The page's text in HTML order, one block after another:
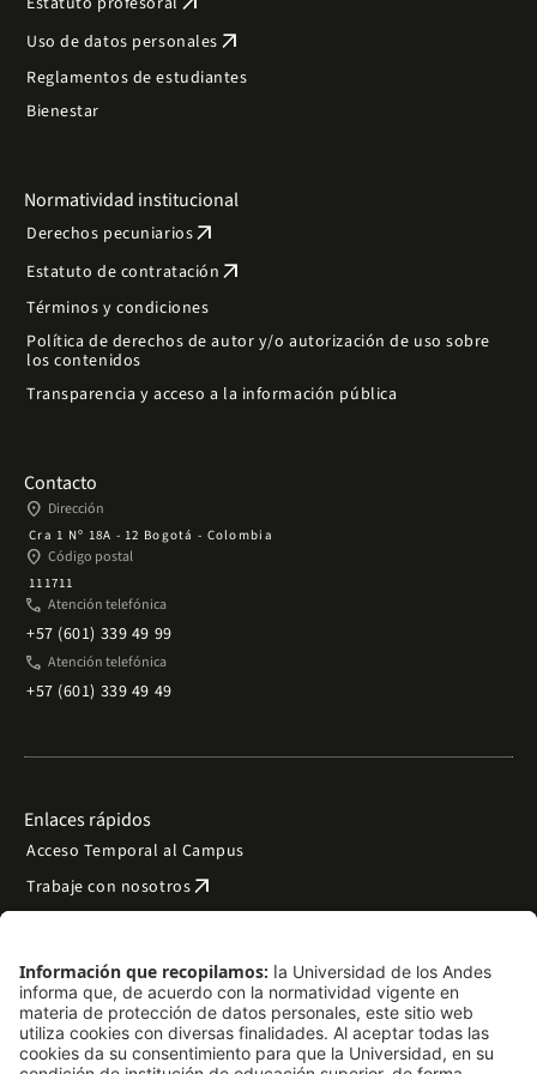
Uso de datos personales arrow_outward
Reglamentos de estudiantes
Bienestar
Normatividad institucional
Derechos pecuniariosarrow_outward
Estatuto de contratación arrow_outward
Términos y condiciones
Política de derechos de autor y/o autorización de uso sobre
los contenidos
Transparencia y acceso a la información pública
Contacto
place Dirección
Cra 1 Nº 18A - 12 Bogotá - Colombia
place Código postal
111711
phone Atención telefónica
+57 (601) 339 49 99
phone Atención telefónica
+57 (601) 339 49 49
Enlaces rápidos
Acceso Temporal al Campus
Trabaje con nosotrosarrow_outward
Preguntas frecuentes
Filantropía y donacionesarrow_outward
Mapa del sitio arrow_outward